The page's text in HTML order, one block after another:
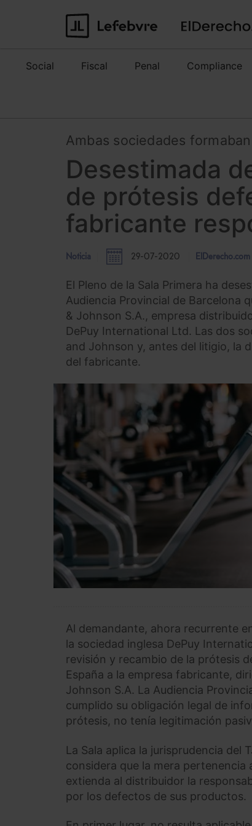
Social Fiscal Penal Compliance
Ambas sociedades
Desestimada
de prótesis
fabricante
Noticia 29-07-2020 ElDerecho.com
El Pleno de la Sala Primera ha
Audiencia Provincial de Barcelona
& Johnson S.A., empresa
DePuy International Ltd. Las dos
and Johnson y, antes del litigio, la
del fabricante.
Al demandante, ahora recurrente
la sociedad inglesa DePuy
revisión y recambio de la prótesis
España a la empresa fabricante,
Johnson S.A. La Audiencia
cumplido su obligación legal de
prótesis, no tenía legitimación
La Sala aplica la jurisprudencia del
considera que la mera pertenencia
extienda al distribuidor la
por los defectos de sus productos.